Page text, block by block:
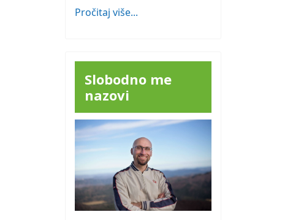
Pročitaj više...
Slobodno me
nazovi